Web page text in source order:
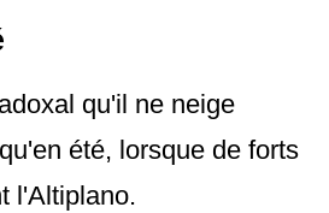
qu'il ne neige
été, lorsque de forts
l'Altiplano.